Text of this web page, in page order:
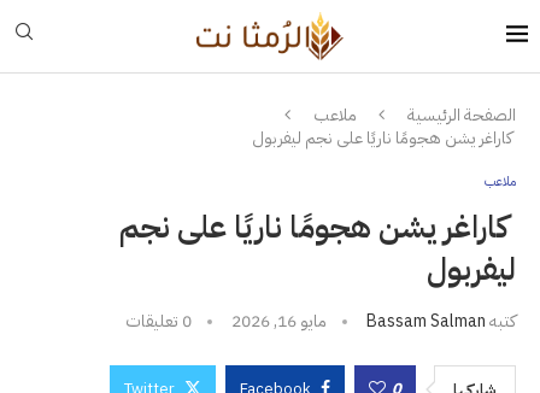
الصفحة الرئيسية
ملاعب
كاراغر يشن هجومًا ناريًا على نجم ليفربول
ملاعب
كاراغر يشن هجومًا ناريًا على نجم
ليفربول
كتبهBassam Salman مايو 16, 2026 0 تعليقات